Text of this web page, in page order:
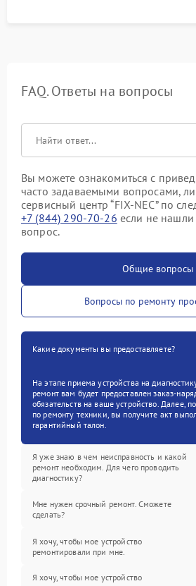
FAQ. Ответы на вопросы
Вы можете ознакомиться с
часто задаваемыми вопросами,
сервисный центр “FIX-NEC” по
+7 (844) 290-70-26 если не нашли
вопрос.
Общие вопросы
Вопросы по ремонту
Какие документы вы предоставляете?
На этапе приема устройства на
ремонт вам будет предоставлен заказ-
обязательств на ваше устройство. Далее,
по ремонту техники, вы получите акт
гарантийный талон.
Я уже знаю в чем неисправность и какой
ремонт необходим. Для чего проводить
диагностику?
Мне нужен срочный ремонт. Сможете
сделать?
Я хочу, чтобы мое устройство
ремонтировали при мне.
Я хочу, чтобы мое устройство